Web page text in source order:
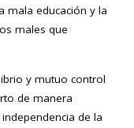
mala educación y la
males que
y mutuo control
de manera
de la